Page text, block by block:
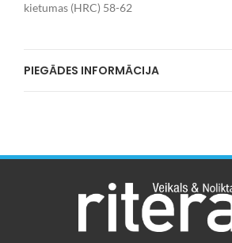
kietumas (HRC) 58-62
PIEGĀDES INFORMĀCIJA